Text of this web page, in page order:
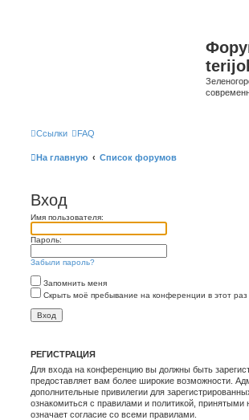
Ссылки FAQ
На главную Список форумов
Вход
Имя пользователя:
Пароль:
Забыли пароль?
Запомнить меня
Скрыть моё пребывание на конференции в этот раз
РЕГИСТРАЦИЯ
Для входа на конференцию вы должны быть
предоставляет вам более широкие возможности.
дополнительные привилегии для
ознакомиться с правилами и политикой,
означает согласие со всеми правилами.